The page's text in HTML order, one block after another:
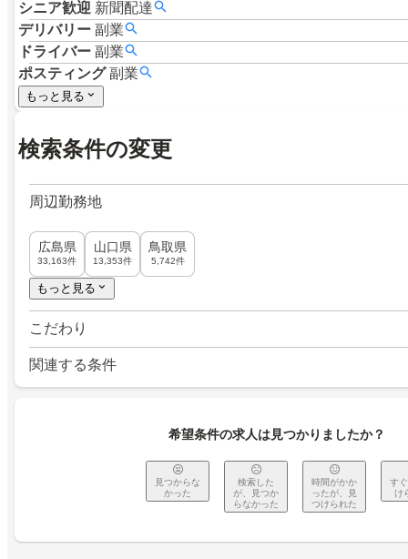
シニア歓迎 新聞配達
デリバリー 副業
ドライバー 副業
ポスティング 副業
もっと見る
検索条件の変更
周辺勤務地
広島県
33,163件
山口県
13,353件
鳥取県
5,742件
もっと見る
こだわり
関連する条件
希望条件の求人は見つかりましたか？
見つからな
かった
検索した
が、見つか
らなかった
時間がかか
ったが、見
つけられた
す
け